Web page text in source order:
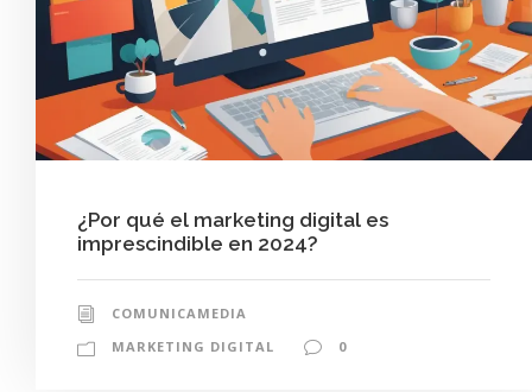
¿Por qué el marketing digital es
imprescindible en 2024?
COMUNICAMEDIA
MARKETING DIGITAL
0